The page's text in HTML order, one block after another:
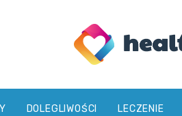
DOLEGLIWOŚCI LECZENIE